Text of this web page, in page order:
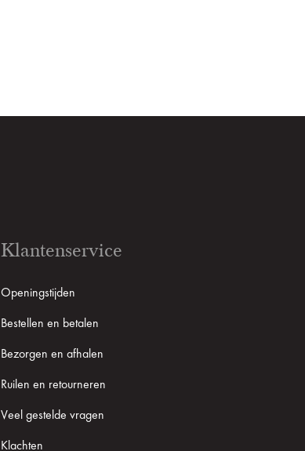
Klantenservice
Openingstijden
Bestellen en betalen
Bezorgen en afhalen
Ruilen en retourneren
Veel gestelde vragen
Klachten